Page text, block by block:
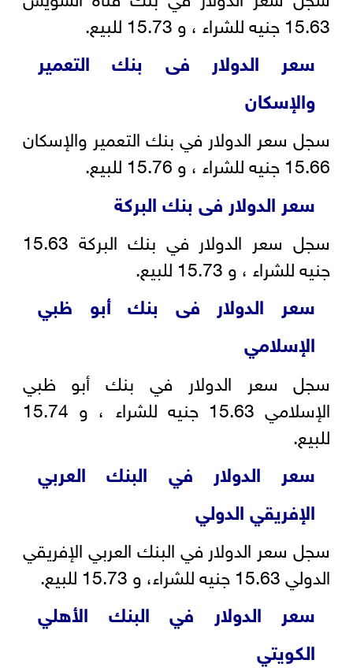
15.63 جنيه للشراء ، و 15.73 للبيع.
سعر الدولار فى بنك التعمير
والإسكان
سجل سعر الدولار في بنك التعمير والإسكان
15.66 جنيه للشراء ، و 15.76 للبيع.
سعر الدولار فى بنك البركة
سجل سعر الدولار في بنك البركة 15.63
جنيه للشراء ، و 15.73 للبيع.
سعر الدولار فى بنك أبو ظبي
الإسلامي
سجل سعر الدولار في بنك أبو ظبي
الإسلامي 15.63 جنيه للشراء ، و 15.74
للبيع.
سعر الدولار في البنك العربي
الإفريقي الدولي
سجل سعر الدولار في البنك العربي الإفريقي
الدولي 15.63 جنيه للشراء، و 15.73 للبيع.
سعر الدولار في البنك الأهلي
الكويتي